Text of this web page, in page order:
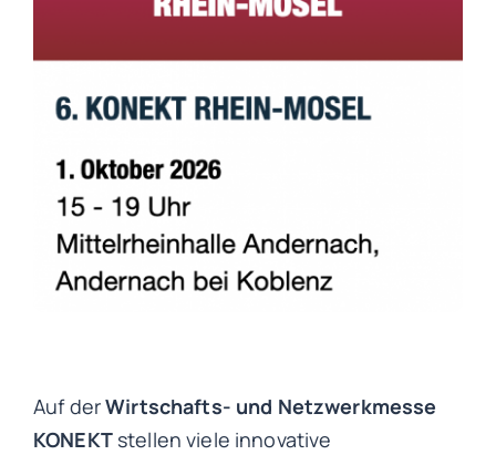
Auf derWirtschafts- und Netzwerkmesse
KONEKTstellen viele innovative